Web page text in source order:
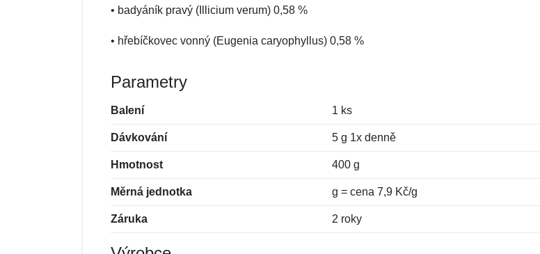
• badyáník pravý (Illicium verum) 0,58 %
• hřebíčkovec vonný (Eugenia caryophyllus) 0,58 %
Parametry
Balení 1 ks
Dávkování 5 g 1x denně
Hmotnost 400 g
Měrná jednotka g = cena 7,9 Kč/g
Záruka 2 roky